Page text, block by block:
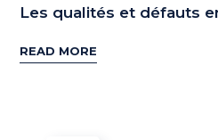
Les qualités et défauts
READ MORE